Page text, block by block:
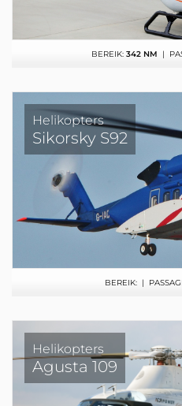
BEREIK: 342 NM |
Helikopters
Sikorsky S92
BEREIK: |
Helikopters
Agusta 109